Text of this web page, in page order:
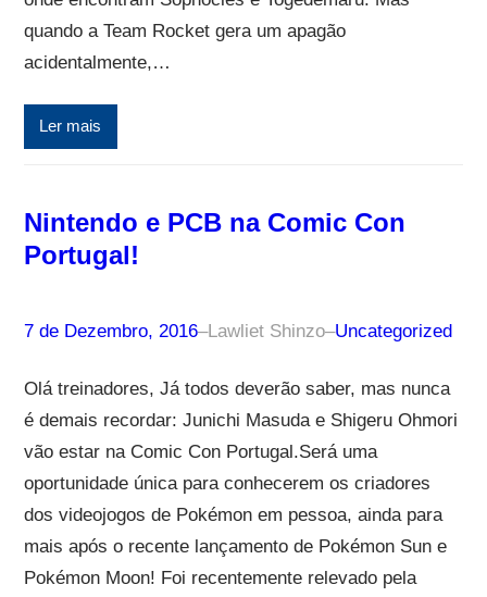
quando a Team Rocket gera um apagão
acidentalmente,…
Ler mais
Nintendo e PCB na Comic Con
Portugal!
7 de Dezembro, 2016–Lawliet Shinzo–Uncategorized
Olá treinadores, Já todos deverão saber, mas nunca
é demais recordar: Junichi Masuda e Shigeru Ohmori
vão estar na Comic Con Portugal.Será uma
oportunidade única para conhecerem os criadores
dos videojogos de Pokémon em pessoa, ainda para
mais após o recente lançamento de Pokémon Sun e
Pokémon Moon! Foi recentemente relevado pela